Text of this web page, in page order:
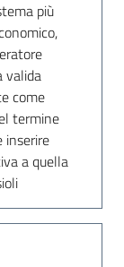
più
valida
come
termine
inserire
a quella